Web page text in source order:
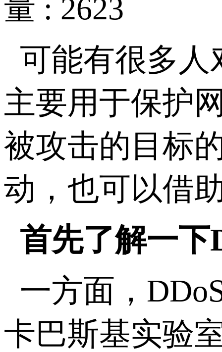
量 : 2623
可能有很多人
主要用于保护
被攻击的目标
动，也可以借
首先了解一下
一方面，
卡巴斯基实验